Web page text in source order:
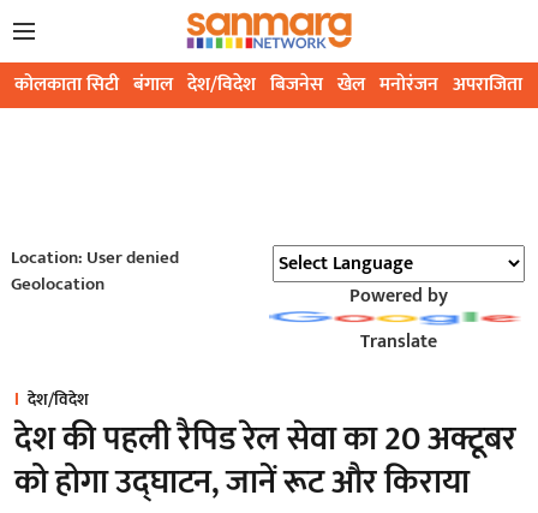
कोलकाता सिटी बंगाल देश/विदेश बिजनेस खेल मनोरंजन अपराजिता
Location: User denied
Geolocation
Powered by
Translate
देश/विदेश
देश की पहली रैपिड रेल सेवा का 20 अक्टूबर
को होगा उद्घाटन, जानें रूट और किराया